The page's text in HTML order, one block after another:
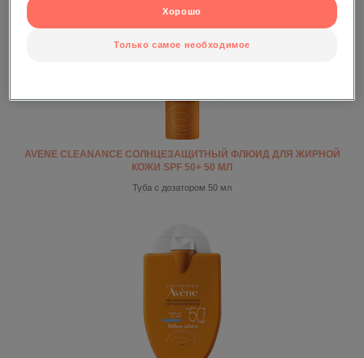
AVENE CLEANANCE СОЛНЦЕЗАЩИТНЫЙ ФЛЮИД ДЛЯ ЖИРНОЙ
КОЖИ SPF 50+ 50 МЛ
Туба с дозатором 50 мл
Только самое необходимое
Хорошо